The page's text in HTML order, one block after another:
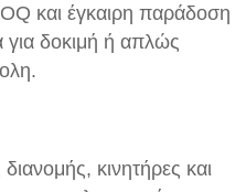
και έγκαιρη παράδοση
για δοκιμή ή απλώς
κινητήρες και